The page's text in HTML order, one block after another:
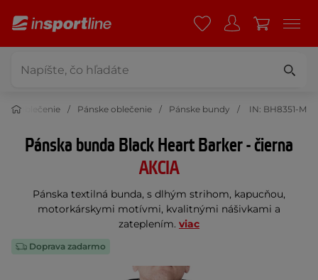
Oblečenie Pánske oblečenie Pánske bundy IN: BH8351-M
Pánska bunda Black Heart Barker - čierna
AKCIA
Pánska textilná bunda, s dlhým strihom, kapucňou,
motorkárskymi motívmi, kvalitnými nášivkami a
zateplením. viac
Doprava zadarmo